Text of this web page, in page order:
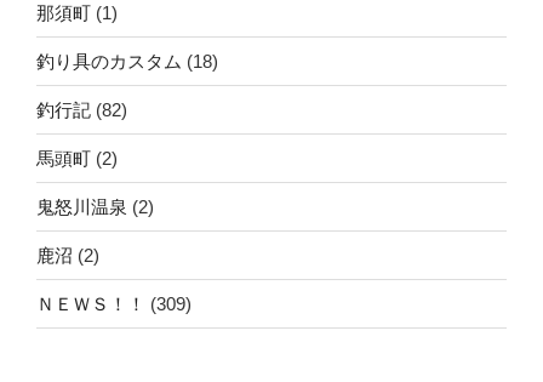
那須町 (1)
釣り具のカスタム (18)
釣行記 (82)
馬頭町 (2)
鬼怒川温泉 (2)
鹿沼 (2)
ＮＥＷＳ！！ (309)